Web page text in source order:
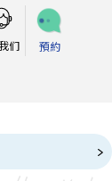
们 預約